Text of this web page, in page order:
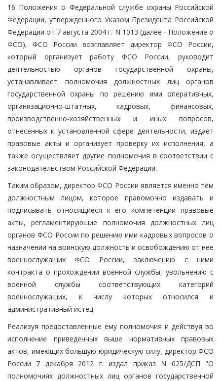
16 Положения о Федеральной службе охраны Российской
Федерации, утвержденного Указом Президента Российской
Федерации от 7 августа 2004 г. N 1013 (далее - Положение о
ФСО), ФСО России возглавляет директор ФСО России,
который организует работу ФСО России, руководит
деятельностью органов государственной охраны,
устанавливает полномочия должностных лиц органов
государственной охраны по решению ими оперативных,
организационно-штатных, кадровых, финансовых,
производственно-хозяйственных и иных вопросов,
отнесенных к установленной сфере деятельности, издает
правовые акты и организует проверку их исполнения, а
также осуществляет другие полномочия в соответствии с
законодательством Российской Федерации.
Таким образом, директор ФСО России является именно тем
должностным лицом, которое правомочно издавать и
подписывать относящиеся к его компетенции правовые
акты, регламентирующие полномочия должностных лиц
органов ФСО России по решению ими кадровых вопросов о
назначении на воинскую должность и освобождению от нее
военнослужащих ФСО России, заключению с ними
контракта о прохождении военной службы, увольнению с
военной службы соответствующих категорий
военнослужащих, к числу которых относился и
административный истец.
Реализуя предоставленные ему полномочия и действуя во
исполнение приведенных выше нормативных правовых
актов, имеющих большую юридическую силу, директор ФСО
России 7 декабря 2012 г. издал приказ N 625/ДСП "О
полномочиях должностных лиц органов государственной